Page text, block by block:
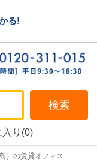
る!
検索
り (0)
）の賃貸オフィス